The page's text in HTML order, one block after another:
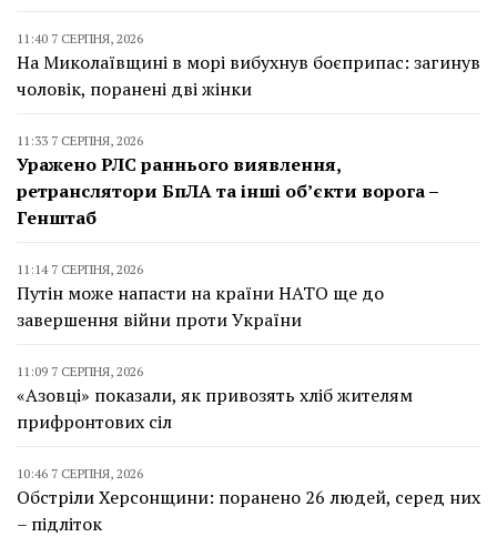
11:40 7 СЕРПНЯ, 2026
На Миколаївщині в морі вибухнув боєприпас: загинув
чоловік, поранені дві жінки
11:33 7 СЕРПНЯ, 2026
Уражено РЛС раннього виявлення,
ретранслятори БпЛА та інші об’єкти ворога –
Генштаб
11:14 7 СЕРПНЯ, 2026
Путін може напасти на країни НАТО ще до
завершення війни проти України
11:09 7 СЕРПНЯ, 2026
«Азовці» показали, як привозять хліб жителям
прифронтових сіл
10:46 7 СЕРПНЯ, 2026
Обстріли Херсонщини: поранено 26 людей, серед них
– підліток